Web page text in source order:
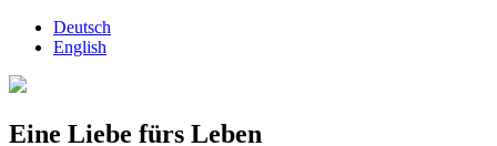
Deutsch
English
Eine Liebe fürs Leben